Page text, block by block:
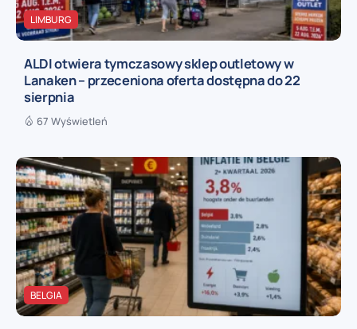
LIMBURG
ALDI otwiera tymczasowy sklep outletowy w
Lanaken – przeceniona oferta dostępna do 22
sierpnia
67 Wyświetleń
BELGIA